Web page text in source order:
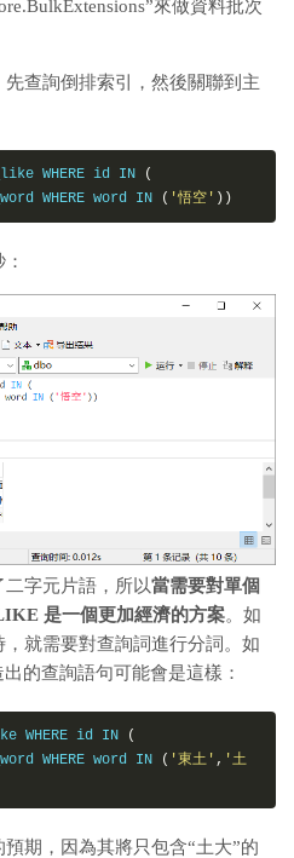
".Dump("Log");
);
<String>();
< str
str
String(buffer
來做資料批次
查詢倒排索引，然後關聯到主
WHERE id IN
(
WHERE word IN
( '悟空' ))
字元片語，所以當需要對單個
是一個更加經濟的方案。如
就需要對查詢詞進行分詞。如
的查詢語句可能會是這樣：
WHERE id IN
(
WHERE word IN
( '東土' , '土
期，因為其將只包含“土大”的